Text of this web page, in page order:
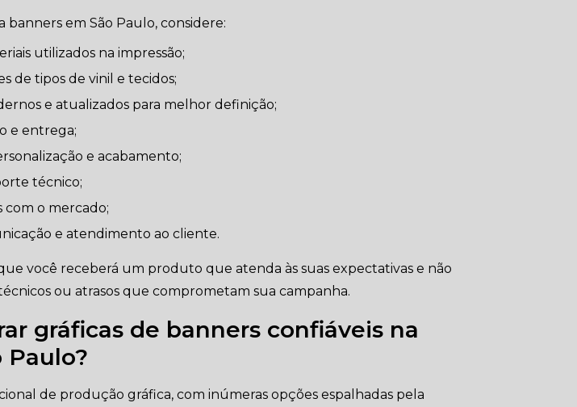
banners em São Paulo, considere:
utilizados na impressão;
de tipos de vinil e tecidos;
e atualizados para melhor definição;
e entrega;
e acabamento;
técnico;
com o mercado;
e atendimento ao cliente.
você receberá um produto que atenda às suas expectativas e não
ou atrasos que comprometam sua campanha.
gráficas de banners confiáveis na
Paulo?
de produção gráfica, com inúmeras opções espalhadas pela